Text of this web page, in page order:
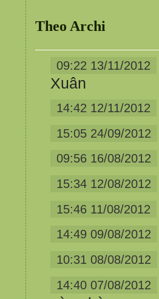
Theo Archi
09:22 13/11/2012
Xuân
14:42 12/11/2012
15:05 24/09/2012
09:56 16/08/2012
15:34 12/08/2012
15:46 11/08/2012
14:49 09/08/2012
10:31 08/08/2012
14:40 07/08/2012